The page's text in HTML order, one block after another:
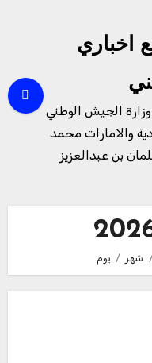
اخباري
الجيش الوطني
والامارات محمد
بن عبدالعزيز
شهر يوم